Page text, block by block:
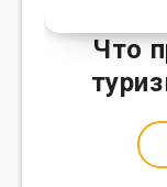
Что